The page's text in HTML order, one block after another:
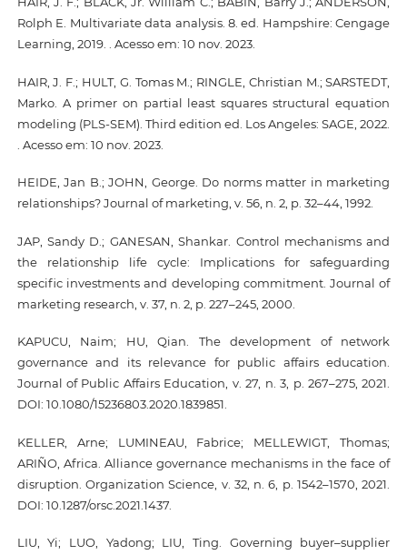
Rolph E. Multivariate data analysis. 8. ed. Hampshire: Cengage
Learning, 2019. . Acesso em: 10 nov. 2023.
HAIR, J. F.; HULT, G. Tomas M.; RINGLE, Christian M.; SARSTEDT,
Marko. A primer on partial least squares structural equation
modeling (PLS-SEM). Third edition ed. Los Angeles: SAGE, 2022.
. Acesso em: 10 nov. 2023.
HEIDE, Jan B.; JOHN, George. Do norms matter in marketing
relationships? Journal of marketing, v. 56, n. 2, p. 32–44, 1992.
JAP, Sandy D.; GANESAN, Shankar. Control mechanisms and
the relationship life cycle: Implications for safeguarding
specific investments and developing commitment. Journal of
marketing research, v. 37, n. 2, p. 227–245, 2000.
KAPUCU, Naim; HU, Qian. The development of network
governance and its relevance for public affairs education.
Journal of Public Affairs Education, v. 27, n. 3, p. 267–275, 2021.
DOI: 10.1080/15236803.2020.1839851.
KELLER, Arne; LUMINEAU, Fabrice; MELLEWIGT, Thomas;
ARIÑO, Africa. Alliance governance mechanisms in the face of
disruption. Organization Science, v. 32, n. 6, p. 1542–1570, 2021.
DOI: 10.1287/orsc.2021.1437.
LIU, Yi; LUO, Yadong; LIU, Ting. Governing buyer–supplier